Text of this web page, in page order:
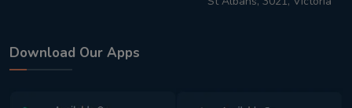
Download Our Apps